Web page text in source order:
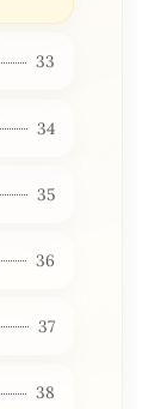
33
34
35
36
37
38